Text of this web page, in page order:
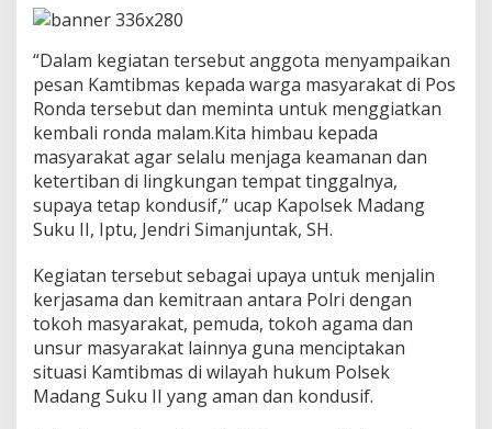
n
D
i
D
e
a
W
a
n
b
a
k
t
i
“Dalam kegiatan tersebut anggota menyampaikan
pesan Kamtibmas kepada warga masyarakat di Pos
Ronda tersebut dan meminta untuk menggiatkan
kembali ronda malam.Kita himbau kepada
masyarakat agar selalu menjaga keamanan dan
ketertiban di lingkungan tempat tinggalnya,
supaya tetap kondusif,” ucap Kapolsek Madang
Suku II, Iptu, Jendri Simanjuntak, SH.
Kegiatan tersebut sebagai upaya untuk menjalin
kerjasama dan kemitraan antara Polri dengan
tokoh masyarakat, pemuda, tokoh agama dan
unsur masyarakat lainnya guna menciptakan
situasi Kamtibmas di wilayah hukum Polsek
Madang Suku II yang aman dan kondusif.